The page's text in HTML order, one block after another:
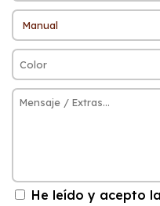
He leído y acepto la